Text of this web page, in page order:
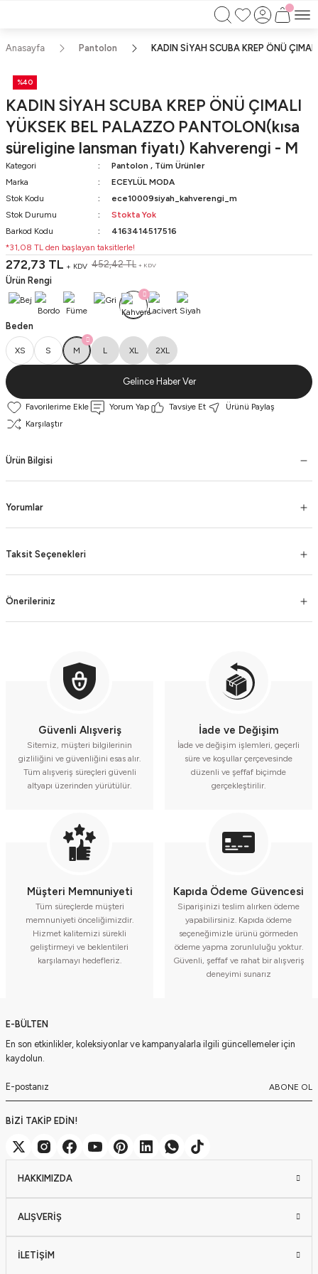
750TL ÜZERİ ALIŞVERİŞLERİNİZDE KARGO BEDAVA!!
Anasayfa Pantolon KADIN SİYAH SCUBA KREP ÖNÜ
%40
KADIN SİYAH SCUBA KREP ÖNÜ ÇIMALI
YÜKSEK BEL PALAZZO PANTOLON(kısa
süreligine lansman fiyatı) Kahverengi - M
Kategori Pantolon , Tüm Ürünler
Marka
ECEYLÜL MODA
Stok Kodu
ece10009siyah_kahverengi_m
Stok Durumu
Stokta Yok
Barkod Kodu
4163414517516
*31,08 TL den başlayan taksitlerle!
272,73 TL + KDV 452,42 TL + KDV
Ürün Rengi
Beden
XS S M L XL 2XL
Gelince Haber Ver
Yorum Yap Tavsiye Et
Ürünü Paylaş
Karşılaştır
Ürün Bilgisi
Yorumlar
Taksit Seçenekleri
Önerileriniz
Güvenli Alışveriş
Sitemiz, müşteri bilgilerinin
gizliliğini ve güvenliğini esas alır.
Tüm alışveriş süreçleri güvenli
altyapı üzerinden yürütülür.
İade ve Değişim
İade ve değişim işlemleri, geçerli
süre ve koşullar çerçevesinde
düzenli ve şeffaf biçimde
gerçekleştirilir.
Müşteri Memnuniyeti
Tüm süreçlerde müşteri
memnuniyeti önceliğimizdir.
Hizmet kalitemizi sürekli
geliştirmeyi ve beklentileri
karşılamayı hedefleriz.
Kapıda Ödeme Güvencesi
Siparişinizi teslim alırken ödeme
yapabilirsiniz. Kapıda ödeme
seçeneğimizle ürünü görmeden
ödeme yapma zorunluluğu yoktur.
Güvenli, şeffaf ve rahat bir alışveriş
deneyimi sunarız
E-BÜLTEN
En son etkinlikler, koleksiyonlar ve kampanyalarla ilgili güncellemeler için
kaydolun.
ABONE OL
BİZİ TAKİP EDİN!
HAKKIMIZDA
ALIŞVERİŞ
İLETİŞİM